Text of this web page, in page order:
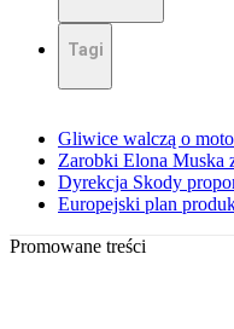
Tagi
Gliwice walczą o
Zarobki Elona Muska
Dyrekcja Skody
Europejski plan
Promowane treści